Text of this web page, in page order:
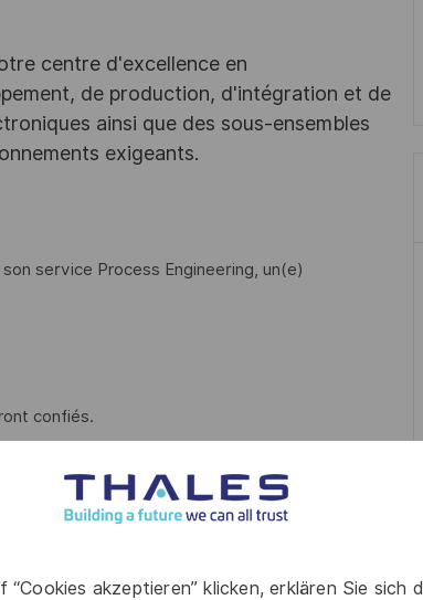
“Cookies akzeptieren” klicken, erklären Sie sich
centre d'excellence en
de production, d'intégration et de
ainsi que des sous-ensembles
exigeants.
service Process Engineering, un(e)
confiés.
l’amélioration permanente de la
Industriel, Méthodes, Supply Chain,
les choix d’optimisation et d’amélioration
internes et assurer le rôle d'interface